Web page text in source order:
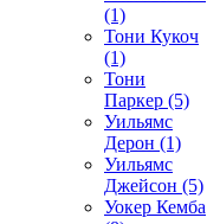
(1)
Тони Кукоч
(1)
Тони
Паркер (5)
Уильямс
Дерон (1)
Уильямс
Джейсон (5)
Уокер Кемба